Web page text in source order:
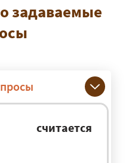
задаваемые